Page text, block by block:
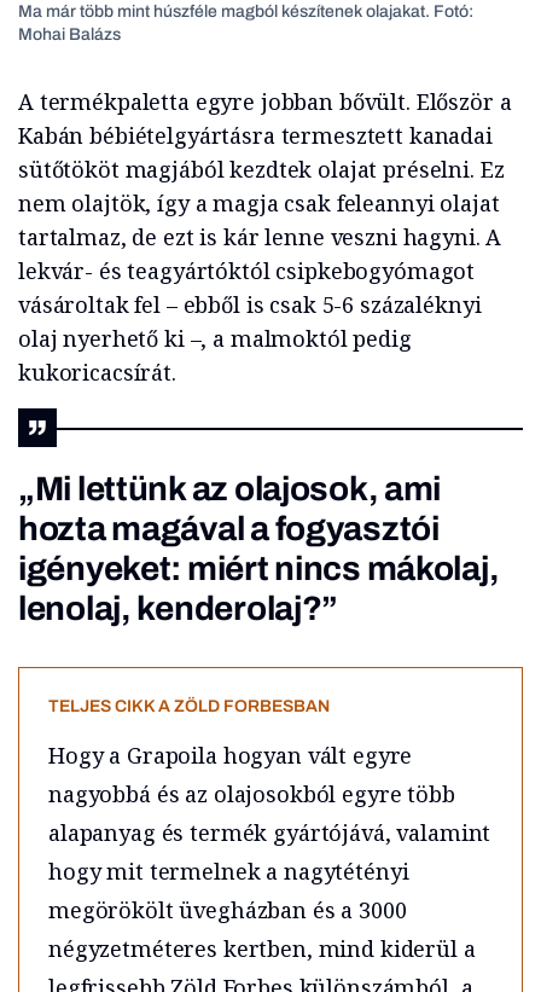
Ma már több mint húszféle magból készítenek olajakat. Fotó:
Mohai Balázs
A termékpaletta egyre jobban bővült. Először a
Kabán bébiételgyártásra termesztett kanadai
sütőtököt magjából kezdtek olajat préselni. Ez
nem olajtök, így a magja csak feleannyi olajat
tartalmaz, de ezt is kár lenne veszni hagyni. A
lekvár- és teagyártóktól csipkebogyómagot
vásároltak fel – ebből is csak 5-6 százaléknyi
olaj nyerhető ki –, a malmoktól pedig
kukoricacsírát.
„Mi lettünk az olajosok, ami
hozta magával a fogyasztói
igényeket: miért nincs mákolaj,
lenolaj, kenderolaj?”
TELJES CIKK A ZÖLD FORBESBAN
Hogy a Grapoila hogyan vált egyre
nagyobbá és az olajosokból egyre több
alapanyag és termék gyártójává, valamint
hogy mit termelnek a nagytétényi
megörökölt üvegházban és a 3000
négyzetméteres kertben, mind kiderül a